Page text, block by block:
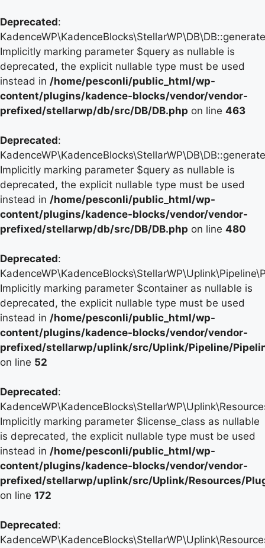
Deprecated:
Implicitly marking parameter $query as nullable is
deprecated, the explicit nullable type must be used
instead in /home/pesconli/public_html/wp-
content/plugins/kadence-blocks/vendor/vendor-
prefixed/stellarwp/db/src/DB/DB.php on line 463
Deprecated:
Implicitly marking parameter $query as nullable is
deprecated, the explicit nullable type must be used
instead in /home/pesconli/public_html/wp-
content/plugins/kadence-blocks/vendor/vendor-
prefixed/stellarwp/db/src/DB/DB.php on line 480
Deprecated:
Implicitly marking parameter $container as nullable is
deprecated, the explicit nullable type must be used
instead in /home/pesconli/public_html/wp-
content/plugins/kadence-blocks/vendor/vendor-
prefixed/stellarwp/uplink/src/Uplink/Pipeline/
on line 52
Deprecated:
Implicitly marking parameter $license_class as nullable
is deprecated, the explicit nullable type must be used
instead in /home/pesconli/public_html/wp-
content/plugins/kadence-blocks/vendor/vendor-
prefixed/stellarwp/uplink/src/Uplink/Resources/
on line 172
Deprecated: